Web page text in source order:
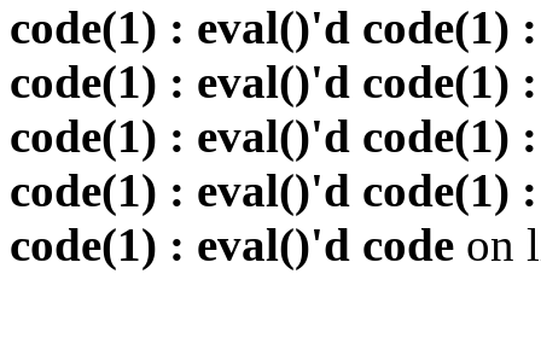
code(1) : eval()'d code(1)
code(1) : eval()'d code(1)
code(1) : eval()'d code(1)
code(1) : eval()'d code(1)
code(1) : eval()'d code on